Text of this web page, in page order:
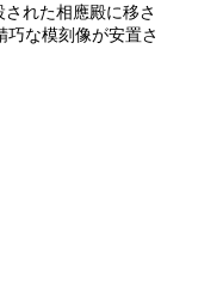
れた相應殿に移さ
な模刻像が安置さ